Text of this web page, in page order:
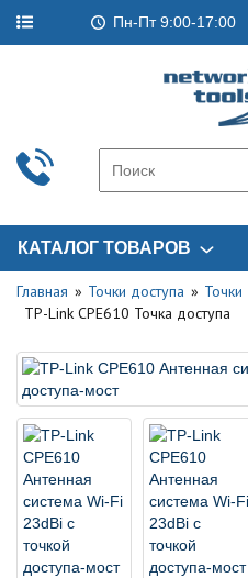
Пн-Пт 9:00-17:00
КАТАЛОГ ТОВАРОВ
Главная Точки доступа
Точки
TP-Link CPE610 Точка доступа